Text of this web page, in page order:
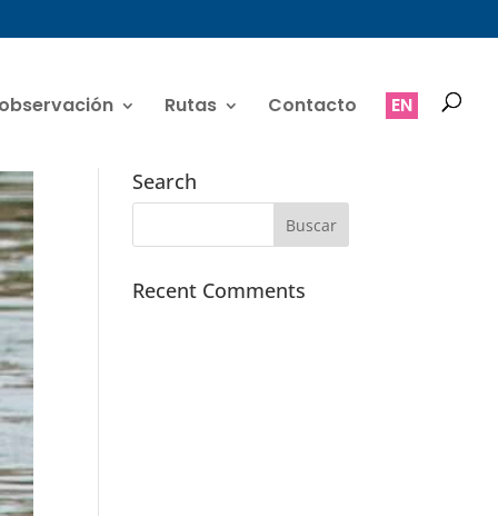
Rutas Contacto EN
Search
Recent Comments